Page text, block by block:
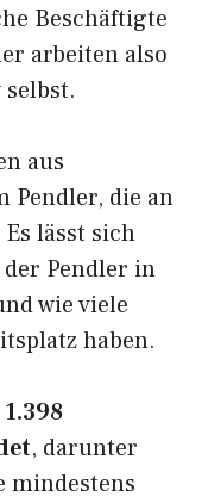
Beschäftigte
arbeiten also
aus
Pendler, die an
lässt sich
Pendler in
wie viele
haben.
1.398
, darunter
mindestens